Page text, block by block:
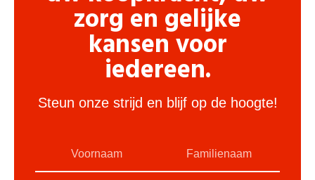
zorg en gelijke
kansen voor
iedereen.
Steun onze strijd en blijf op de hoogte!